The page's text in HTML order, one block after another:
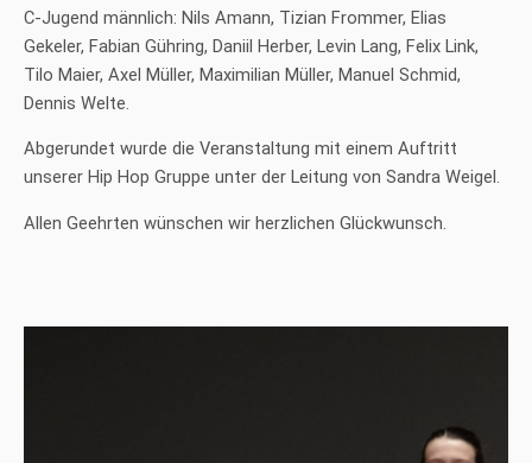
C-Jugend männlich: Nils Amann, Tizian Frommer, Elias
Gekeler, Fabian Gühring, Daniil Herber, Levin Lang, Felix Link,
Tilo Maier, Axel Müller, Maximilian Müller, Manuel Schmid,
Dennis Welte.
Abgerundet wurde die Veranstaltung mit einem Auftritt
unserer Hip Hop Gruppe unter der Leitung von Sandra Weigel.
Allen Geehrten wünschen wir herzlichen Glückwunsch.